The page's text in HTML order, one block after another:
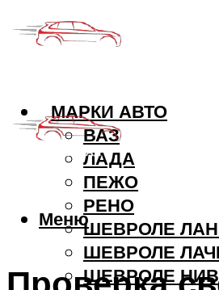
МАРКИ АВТО
ВАЗ
ЛАДА
ПЕЖО
РЕНО
ШЕВРОЛЕ
ШЕВРОЛЕ
ШЕВРОЛЕ
Меню